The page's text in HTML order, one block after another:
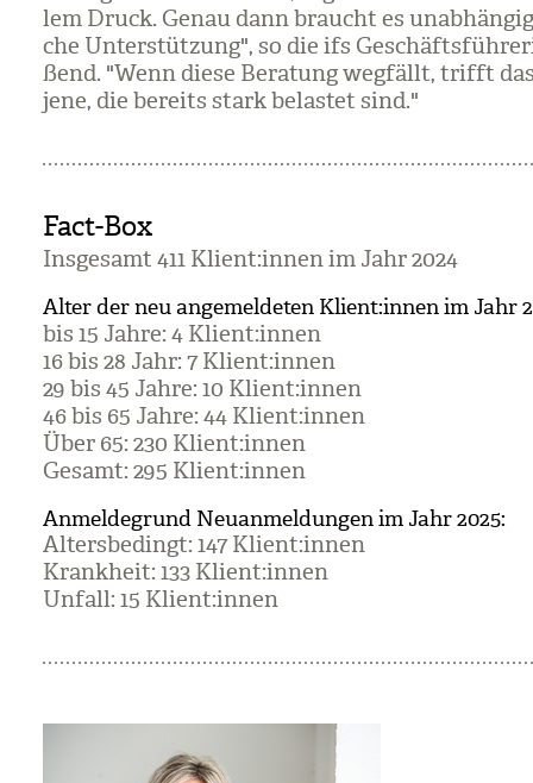
lem Druck. Genau dann braucht es
che Unter­stüt­zung", so die ifs
ßend. "Wenn diese Bera­tung weg­fällt, trifft
jene, die bereits stark belas­tet sind."
Fact-Box
Ins­ge­samt 411 Kli­ent:innen im Jahr 2024
Alter der neu angemeldeten Klient:innen im Jahr
bis 15 Jahre: 4 Kli­ent:innen
16 bis 28 Jahr: 7 Kli­ent:innen
29 bis 45 Jahre: 10 Kli­ent:innen
46 bis 65 Jahre: 44 Kli­ent:innen
Über 65: 230 Kli­ent:innen
Gesamt: 295 Kli­ent:innen
Anmeldegrund Neuanmeldungen im Jahr 2025:
Alters­be­dingt: 147 Kli­ent:innen
Krank­heit: 133 Kli­ent:innen
Unfall: 15 Kli­ent:innen